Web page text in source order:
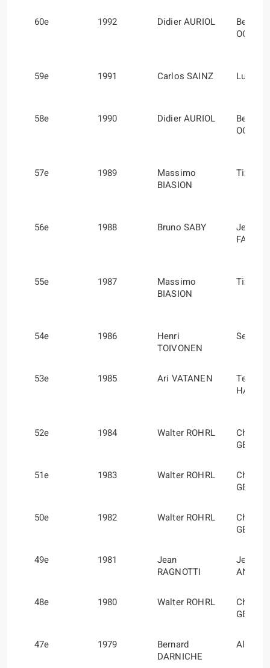
60e 1992 Didier AURIOL
Bernard
59e 1991 Carlos SAINZ Luis
58e 1990 Didier AURIOL
Bernard
57e 1989
Massimo
BIASION
Tiziano
56e 1988 Bruno SABY
Jean-
55e 1987
Massimo
BIASION
Tiziano
54e 1986
Henri
TOIVONEN
Sergio
53e 1985 Ari VATANEN
Terry
52e 1984 Walter ROHRL
51e 1983 Walter ROHRL
50e 1982 Walter ROHRL
49e 1981
Jean
RAGNOTTI
Jean-
ANDRIE
48e 1980 Walter ROHRL
47e 1979
Bernard
DARNICHE
Alain